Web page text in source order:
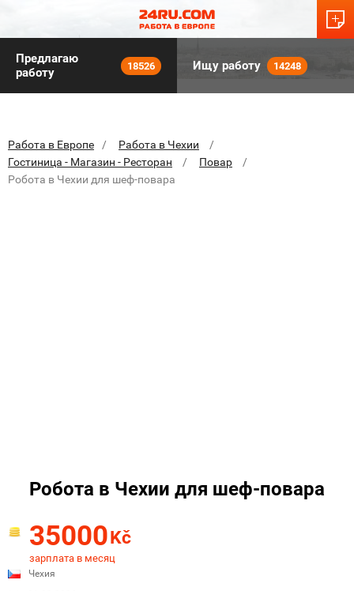
Предлагаю
работу
18526 Ищу работу 14248
Работа в Европе
Работа в Чехии
Гостиница - Магазин - Ресторан
Повар
Робота в Чехии для шеф-повара
Робота в Чехии для шеф-повара
35000Kč
зарплата в месяц
Чехия